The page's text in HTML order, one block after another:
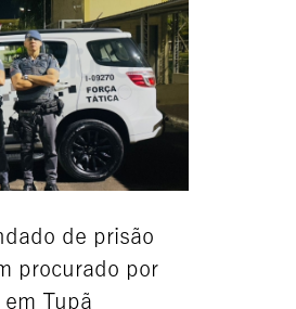
de prisão
procurado por
Tupã